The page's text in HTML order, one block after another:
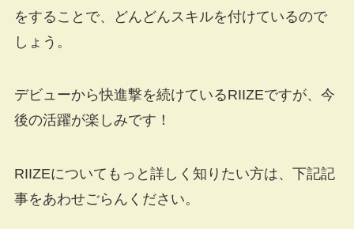
をすることで、どんどんスキルを付けているので
しょう。
デビューから快進撃を続けているRIIZEですが、今
後の活躍が楽しみです！
RIIZEについてもっと詳しく知りたい方は、下記記
事をあわせごらんください。